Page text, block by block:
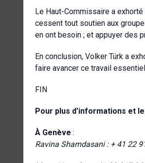
Le Haut-Commissaire a
cessent tout soutien aux
en ont besoin ; et appuyer des
En conclusion, Volker Türk a
faire avancer ce travail
FIN
Pour plus d’informations et
À Genève :
Ravina Shamdasani : + 41 22